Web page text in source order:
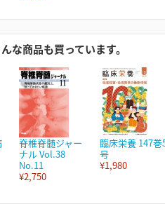
な商品も買っています。
脊椎脊髄ジャー
ナル Vol.38
No.11
¥2,750
臨床栄養 147巻
号
¥1,980